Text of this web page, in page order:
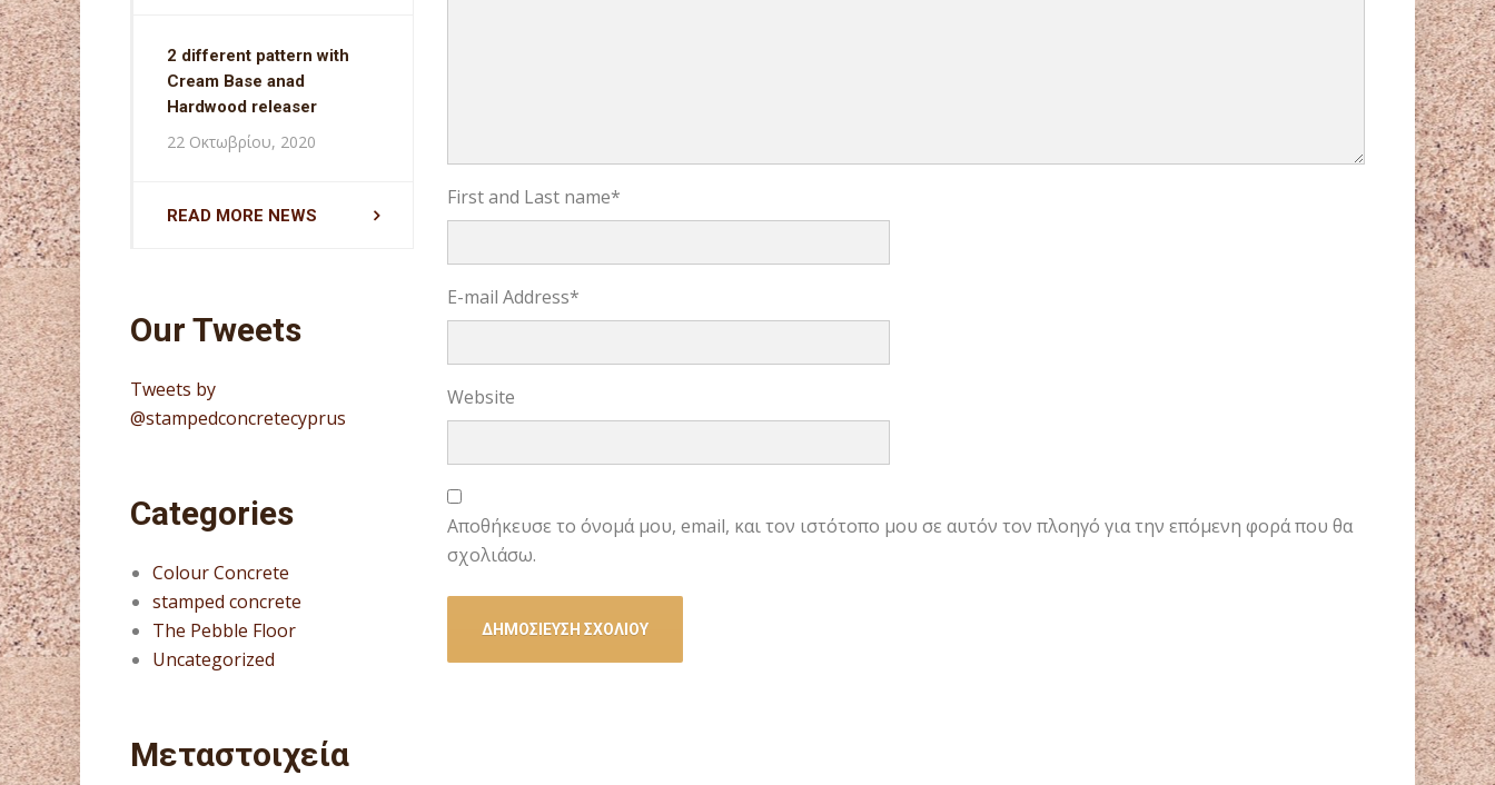
First and Last name*
E-mail Address*
Website
Αποθήκευσε το όνομά μου, email, και τον ιστότοπο μου σε αυτόν τον πλοηγό για την επόμενη φορά που θα
σχολιάσω.
2 different pattern with
Cream Base anad
Hardwood releaser
22 Οκτωβρίου, 2020
READ MORE NEWS
Our Tweets
Tweets by
@stampedconcretecyprus
Categories
Colour Concrete
stamped concrete
The Pebble Floor
Uncategorized
Μεταστοιχεία